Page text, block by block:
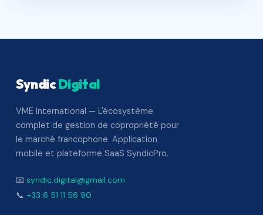
SyndicDigital
VME International — L'écosystème
complet de gestion de copropriété pour
le marché francophone. Application
mobile et plateforme SaaS SyndicPro.
📧 syndic.digital@gmail.com
📞 +33 6 51 11 56 90